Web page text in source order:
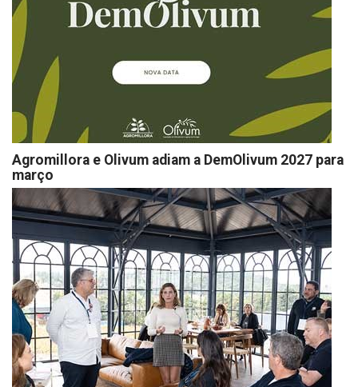
Agromillora e Olivum adiam a DemOlivum 2027 para
março